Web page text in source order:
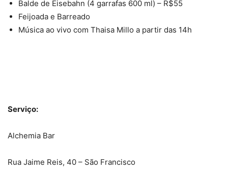
Balde de Eisebahn (4 garrafas 600 ml) – R$55
Feijoada e Barreado
Música ao vivo com Thaisa Millo a partir das 14h
Serviço:
Alchemia Bar
Rua Jaime Reis, 40 – São Francisco